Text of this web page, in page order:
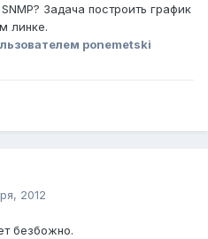
Задача построить график
линке.
ponemetski
2012
безбожно.